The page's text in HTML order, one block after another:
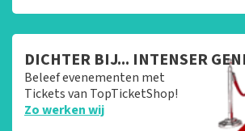
DICHTER BIJ... INTENSER
Beleef evenementen met
Tickets van TopTicketShop!
Zo werken wij